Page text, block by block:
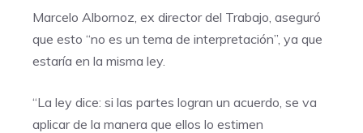
Marcelo Albornoz, ex director del Trabajo, aseguró
que esto “no es un tema de interpretación”, ya que
estaría en la misma ley.
“La ley dice: si las partes logran un acuerdo, se va
aplicar de la manera que ellos lo estimen